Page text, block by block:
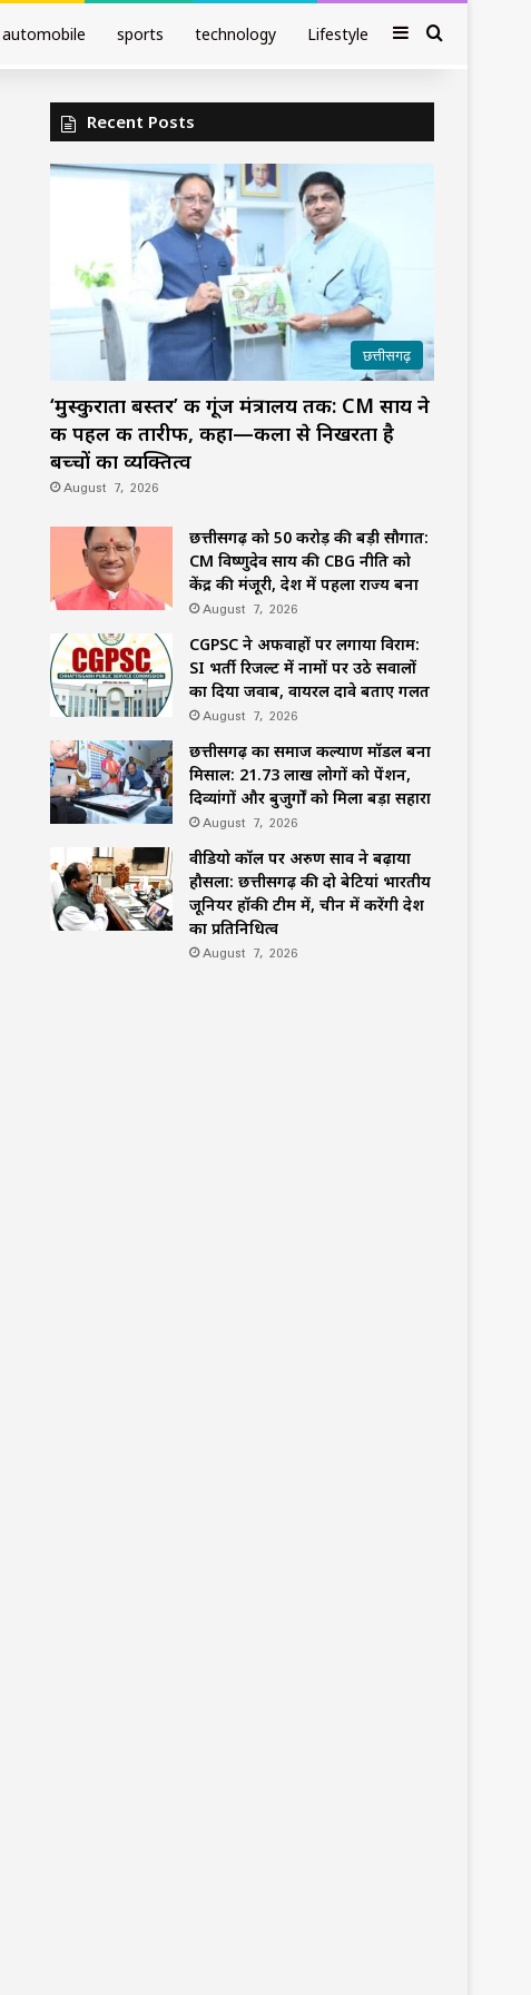
automobile sports technology Lifestyle SidebarSearch
Recent Posts
छत्तीसगढ़
‘मुस्कुराता बस्तर’ की गूंज मंत्रालय तक: CM साय ने
की पहल की तारीफ, कहा—कला से निखरता है
बच्चों का व्यक्तित्व
August 7, 2026
छत्तीसगढ़ को 50 करोड़ की बड़ी सौगात:
CM विष्णुदेव साय की CBG नीति को
केंद्र की मंजूरी, देश में पहला राज्य बना
August 7, 2026
CGPSC ने अफवाहों पर लगाया विराम:
SI भर्ती रिजल्ट में नामों पर उठे सवालों
का दिया जवाब, वायरल दावे बताए गलत
August 7, 2026
छत्तीसगढ़ का समाज कल्याण मॉडल बना
मिसाल: 21.73 लाख लोगों को पेंशन,
दिव्यांगों और बुजुर्गों को मिला बड़ा सहारा
August 7, 2026
वीडियो कॉल पर अरुण साव ने बढ़ाया
हौसला: छत्तीसगढ़ की दो बेटियां भारतीय
जूनियर हॉकी टीम में, चीन में करेंगी देश
का प्रतिनिधित्व
August 7, 2026